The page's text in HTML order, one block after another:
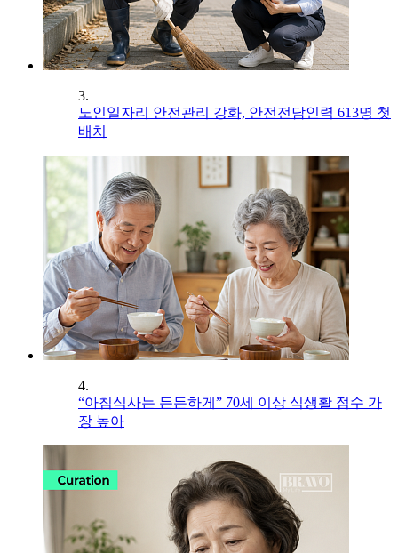
3.
노인일자리 안전관리 강화, 안전전담인력 613명 첫
배치
4.
“아침식사는 든든하게” 70세 이상 식생활 점수 가
장 높아